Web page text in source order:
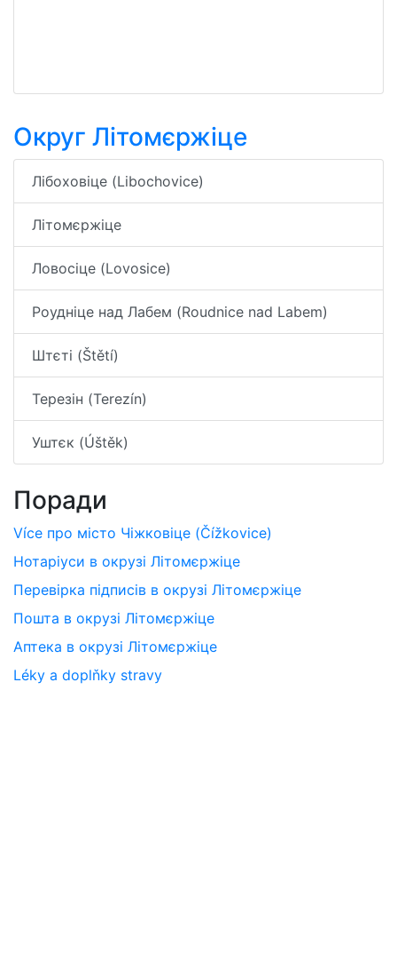
Округ Літомєржіце
Лібоховіце (Libochovice)
Літомєржіце
Ловосіце (Lovosice)
Роудніце над Лабем (Roudnice nad Labem)
Штєті (Štětí)
Терезін (Terezín)
Уштєк (Úštěk)
Поради
Více про місто Чіжковіце (Čížkovice)
Нотаріуси в окрузі Літомєржіце
Перевірка підписів в окрузі Літомєржіце
Пошта в окрузі Літомєржіце
Аптека в окрузі Літомєржіце
Léky a doplňky stravy